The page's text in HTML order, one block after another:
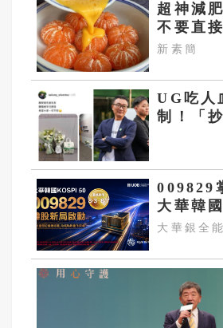
超神減
不要直
個！體
新素簡
UG吃人
制！「
009829
大華韓
今強勢
大華銀全